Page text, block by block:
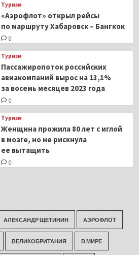
Туризм
«Аэрофлот» открыл рейсы
по маршруту Хабаровск – Бангкок
0
Туризм
Пассажиропоток российских
авиакомпаний вырос на 13,1%
за восемь месяцев 2023 года
0
Туризм
Женщина прожила 80 лет с иглой
в мозге, но не рискнула
ее вытащить
0
АЛЕКСАНДР ЩЕТИНИН АЭРОФЛОТ
ВЕЛИКОБРИТАНИЯ В МИРЕ